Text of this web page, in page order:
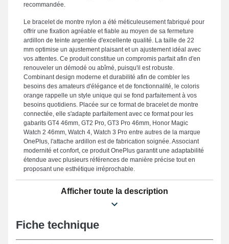
recommandée.
Le bracelet de montre nylon a été méticuleusement fabriqué pour
offrir une fixation agréable et fiable au moyen de sa fermeture
ardillon de teinte argentée d'excellente qualité. La taille de 22
mm optimise un ajustement plaisant et un ajustement idéal avec
vos attentes. Ce produit constitue un compromis parfait afin d'en
renouveler un démodé ou abîmé, puisqu'il est robuste.
Combinant design moderne et durabilité afin de combler les
besoins des amateurs d'élégance et de fonctionnalité, le coloris
orange rappelle un style unique qui se fond parfaitement à vos
besoins quotidiens. Placée sur ce format de bracelet de montre
connectée, elle s'adapte parfaitement avec ce format pour les
gabarits GT4 46mm, GT2 Pro, GT3 Pro 46mm, Honor Magic
Watch 2 46mm, Watch 4, Watch 3 Pro entre autres de la marque
OnePlus, l'attache ardillon est de fabrication soignée. Associant
modernité et confort, ce produit OnePlus garantit une adaptabilité
étendue avec plusieurs références de manière précise tout en
proposant une esthétique irréprochable.
Afficher toute la description
Fiche technique